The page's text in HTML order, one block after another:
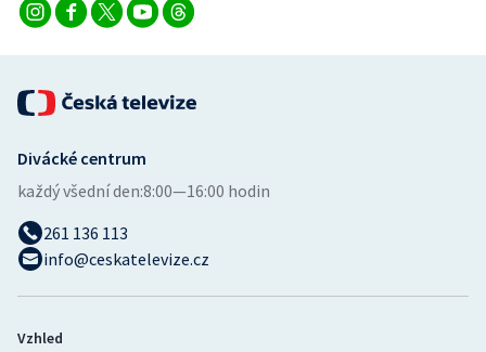
Vodní slalom
Ostatní
Divácké centrum
každý všední den:8:00—16:00 hodin
261 136 113
info@ceskatelevize.cz
Vzhled